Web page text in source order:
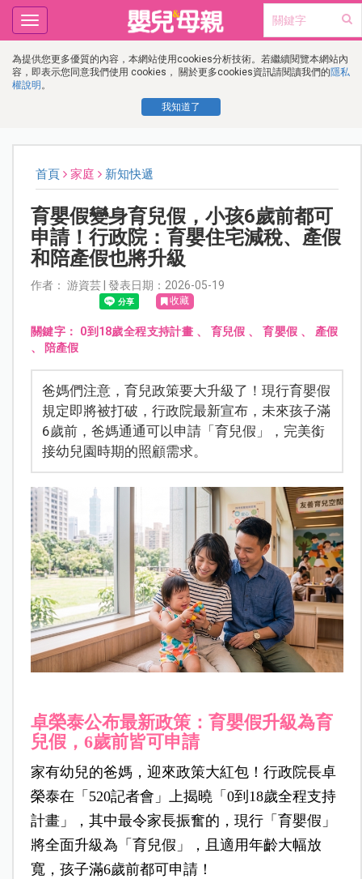
為提供您更多優質的內容，本網站使用cookies分析技術。若繼續閱覽本網站內
容，即表示您同意我們使用 cookies， 關於更多cookies資訊請閱讀我們的隱私
權說明 。
我知道了
Toggle
navigation
首頁 家庭 新知快遞
育嬰假變身育兒假，小孩6歲前都可
申請！行政院：育嬰住宅減稅、產假
和陪產假也將升級
作者： 游資芸 | 發表日期：2026-05-19
收藏
關鍵字： 0到18歲全程支持計畫 、 育兒假 、育嬰假 、 產假
、
陪產假
爸媽們注意，育兒政策要大升級了！現行育嬰假
規定即將被打破，行政院最新宣布，未來孩子滿
6歲前，爸媽通通可以申請「育兒假」，完美銜
接幼兒園時期的照顧需求。
卓榮泰公布最新政策：育嬰假升級為育
兒假，6歲前皆可申請
家有幼兒的爸媽，迎來政策大紅包！行政院長卓
榮泰在「520記者會」上揭曉「0到18歲全程支持
計畫」，其中最令家長振奮的，現行「育嬰假」
將全面升級為「育兒假」，且適用年齡大幅放
寬，孩子滿6歲前都可申請！